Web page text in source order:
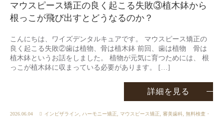
マウスピース矯正の良く起こる失敗③植木鉢から
根っこが飛び出すとどうなるのか？
こんにちは、ワイズデンタルキュアです。 マウスピース矯正の
良く起こる失敗②歯は植物、骨は植木鉢 前回、歯は植物 骨は
植木鉢というお話をしました。 植物が元気に育つためには、 根
っこが植木鉢に収まっている必要があります。 […]
詳細を見る
2026.06.04 インビザライン ハーモニー矯正 マウスピース矯正 審美歯科 無料検査・